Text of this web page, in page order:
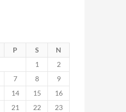
P S
N
1
2
7 8
9
14 15
16
21 22
23